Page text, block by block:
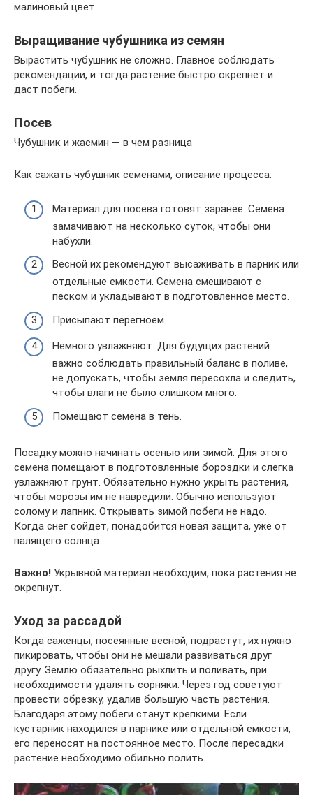
малиновый цвет.
Выращивание чубушника из семян
Вырастить чубушник не сложно. Главное соблюдать
рекомендации, и тогда растение быстро окрепнет и
даст побеги.
Посев
Чубушник и жасмин — в чем разница
Как сажать чубушник семенами, описание процесса:
Материал для посева готовят заранее. Семена
замачивают на несколько суток, чтобы они
набухли.
Весной их рекомендуют высаживать в парник или
отдельные емкости. Семена смешивают с
песком и укладывают в подготовленное место.
Присыпают перегноем.
Немного увлажняют. Для будущих растений
важно соблюдать правильный баланс в поливе,
не допускать, чтобы земля пересохла и следить,
чтобы влаги не было слишком много.
Помещают семена в тень.
Посадку можно начинать осенью или зимой. Для этого
семена помещают в подготовленные бороздки и слегка
увлажняют грунт. Обязательно нужно укрыть растения,
чтобы морозы им не навредили. Обычно используют
солому и лапник. Открывать зимой побеги не надо.
Когда снег сойдет, понадобится новая защита, уже от
палящего солнца.
Важно! Укрывной материал необходим, пока растения не
окрепнут.
Уход за рассадой
Когда саженцы, посеянные весной, подрастут, их нужно
пикировать, чтобы они не мешали развиваться друг
другу. Землю обязательно рыхлить и поливать, при
необходимости удалять сорняки. Через год советуют
провести обрезку, удалив большую часть растения.
Благодаря этому побеги станут крепкими. Если
кустарник находился в парнике или отдельной емкости,
его переносят на постоянное место. После пересадки
растение необходимо обильно полить.